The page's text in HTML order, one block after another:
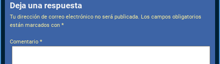
Deja una respuesta
Tu dirección de correo electrónico no será publicada. Los campos obligatorios
están marcados con*
Comentario*